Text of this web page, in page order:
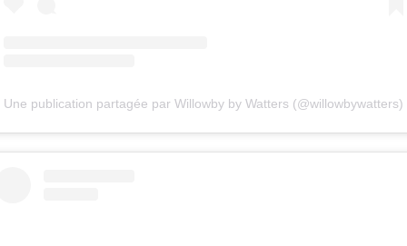
Une publication partagée par Willowby by Watters (@willowbywatters)